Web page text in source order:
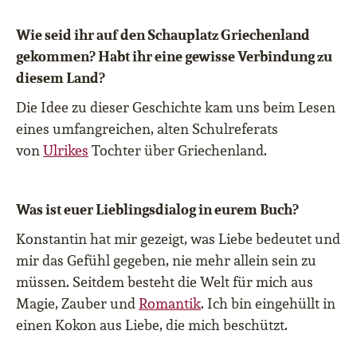
Wie seid ihr auf den Schauplatz Griechenland
gekommen? Habt ihr eine gewisse Verbindung zu
diesem Land?
Die Idee zu dieser Geschichte kam uns beim Lesen
eines umfangreichen, alten Schulreferats
vonUlrikes Tochter über Griechenland.
Was ist euer Lieblingsdialog in eurem Buch?
Konstantin hat mir gezeigt, was Liebe bedeutet und
mir das Gefühl gegeben, nie mehr allein sein zu
müssen. Seitdem besteht die Welt für mich aus
Magie, Zauber undRomantik. Ich bin eingehüllt in
einen Kokon aus Liebe, die mich beschützt.